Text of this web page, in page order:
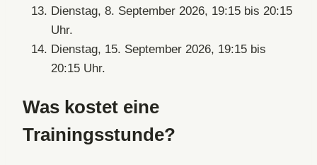
Dienstag, 8. September 2026, 19:15 bis 20:15
Uhr.
Dienstag, 15. September 2026, 19:15 bis
20:15 Uhr.
Was kostet eine
Trainingsstunde?